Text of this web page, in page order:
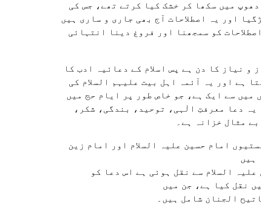
میں سکھا کر خشک کیا کرتے تھے، جس کی
اور یہ اصطلاحات آج بھی جاری و ساری ہیں
کو سمجھنا اور فروغ دینا انتہائی
و نیاز کا دن ہے پس اسلام کے دعائیہ ادب کا
ہے اور یہ آئمہ اہل بیت علیہم السلام کی
میں سے ایک ہے، جو خاص طور پر ایام حج میں
دعا معرفتِ الٰہی، توحید، بندگی، شکر،
مثال خزانہ ہے۔
امام حسین علیہ السلام اور امام زین
ہیں
السلام سے نقل ہوئی ہے اس دعا کو
نقل کیا ہے، جن میں